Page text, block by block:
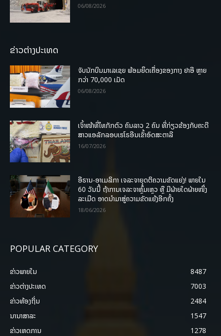
06/08/2026
ຂ່າວຕ່າງປະເທດ
ຈັບນັກບິນມາເລເຊຍ ພ້ອມຍຶດເຄື່ອງຂອງກາງ ຢາອີ ຫຼາຍ
ກວ່າ 70,000 ເມັດ
06/08/2026
ເຈົ້າໜ້າທີ່ໄທກັກຕົວ ຄົນລາວ 2 ຄົນ ທີ່ກ່ຽວຂ້ອງກັບຄະດີ
ສາວແອລັກລອບເຮໂຣອີນເຂົ້າອົດສະຕາລີ
16/07/2026
ອີຣານ-ອາເມລິກາ ເຈລະຈາຍຸດຕິຄວາມຂັດແຍ່ງ! ພາຍໃນ
60 ວັນນີ້ ຖ້າການເຈລະຈາຫຼົ້ມເຫຼວ ຫຼື ມີຝ່າຍໃດຝ່າຍໜຶ່ງ
ລະເມີດ ອາດນໍາມາສູ່ຄວາມຂັດແຍ້ງອີກຄັ້ງ
18/06/2026
POPULAR CATEGORY
ຂ່າວພາຍ​ໃນ
8487
ຂ່າວຕ່າງປະເທດ
7003
ຂ່າວທ້ອງຖິ່ນ
2484
ນານາສາລະ
1547
ຂ່າວເຫດການ
1278